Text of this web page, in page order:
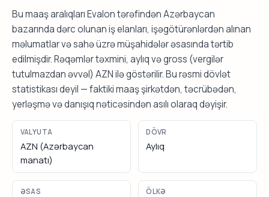
Bu maaş aralıqları Evalon tərəfindən Azərbaycan
bazarında dərc olunan iş elanları, işəgötürənlərdən alınan
məlumatlar və sahə üzrə müşahidələr əsasında tərtib
edilmişdir. Rəqəmlər təxmini, aylıq və gross (vergilər
tutulmazdan əvvəl) AZN ilə göstərilir. Bu rəsmi dövlət
statistikası deyil — faktiki maaş şirkətdən, təcrübədən,
yerləşmə və danışıq nəticəsindən asılı olaraq dəyişir.
VALYUTA
AZN (Azərbaycan
manatı)
DÖVR
Aylıq
ƏSAS ÖLKƏ